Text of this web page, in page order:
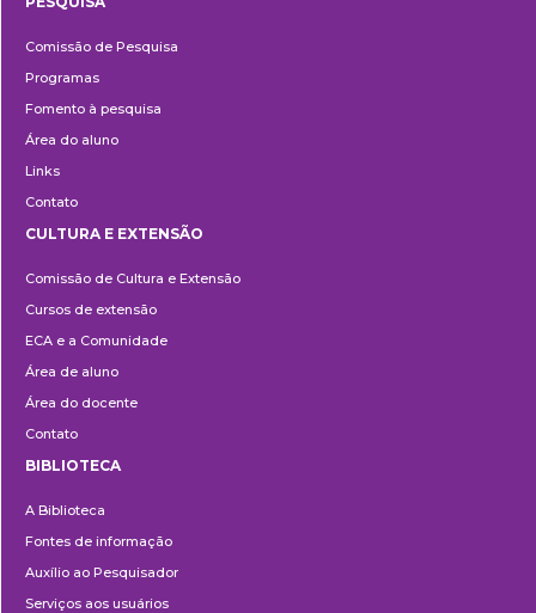
Comissão de Pesquisa
Programas
Fomento à pesquisa
Área do aluno
Links
Contato
e
Extensão
CULTURA E EXTENSÃO
Comissão de Cultura e Extensão
Cursos de extensão
ECA e a Comunidade
Área de aluno
Área do docente
Contato
BIBLIOTECA
A Biblioteca
Fontes de informação
Auxílio ao Pesquisador
Serviços aos usuários